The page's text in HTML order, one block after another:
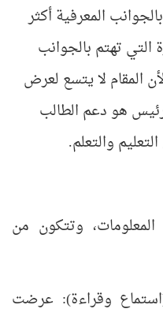
المعرفية أكثر
التي تهتم بالجوانب
المقام لا يتسع لعرض
هو دعم الطالب
والتعلم.
وتتكون من
وقراءة): عرضت